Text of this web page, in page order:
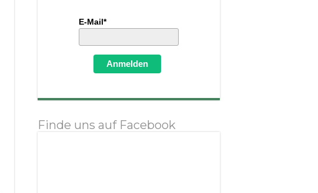
E-Mail*
Anmelden
Finde uns auf Facebook